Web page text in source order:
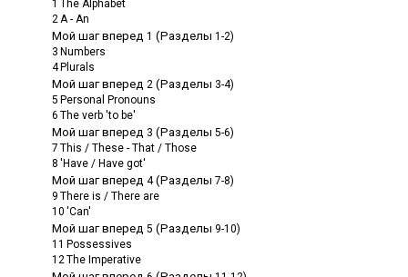
1 The Alphabet
2 A - An
Мой шаг вперед 1 (Разделы 1-2)
3 Numbers
4Plurals
Мой шаг вперед 2 (Разделы 3-4)
5 Personal Pronouns
6 The verb 'to be'
Мой шаг вперед 3 (Разделы 5-6)
7 This / These - That / Those
8 'Have / Have got'
Мой шаг вперед 4(Разделы 7-8)
9 There is / There are
10 'Can'
Мой шаг вперед 5 (Разделы 9-10)
11 Possessives
12 The Imperative